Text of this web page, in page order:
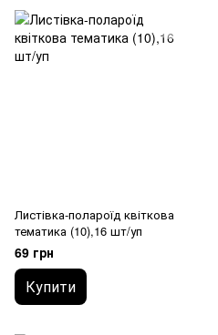
Листівка-полароїд квіткова
тематика (10),16 шт/уп
69 грн
Купити